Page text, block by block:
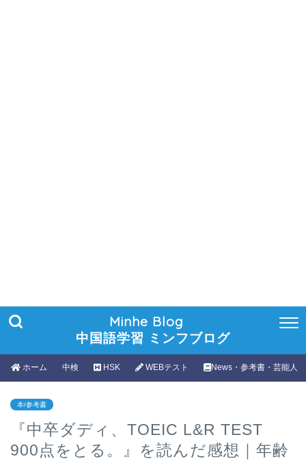
Minhe Blog
中国語学習 ミンフブログ
ホーム 中検 HSK WEBテスト News・参考書・芸能人
本/参考書
『中卒ダディ、TOEIC L&R TEST
900点をとる。』を読んだ感想｜年齢